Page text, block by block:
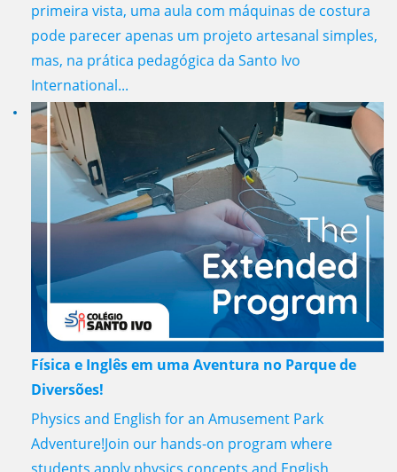
primeira vista, uma aula com máquinas de costura
pode parecer apenas um projeto artesanal simples,
mas, na prática pedagógica da Santo Ivo
International...
Física e Inglês em uma Aventura no Parque de
Diversões!
Physics and English for an Amusement Park
Adventure!Join our hands-on program where